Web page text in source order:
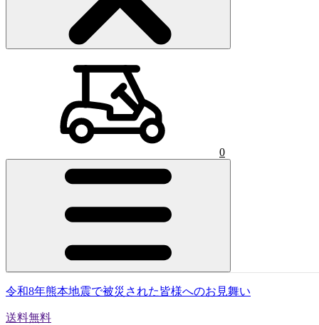
ショッピングカート 0)
0
令和8年熊本地震で被災された皆様へのお見舞い
送料無料